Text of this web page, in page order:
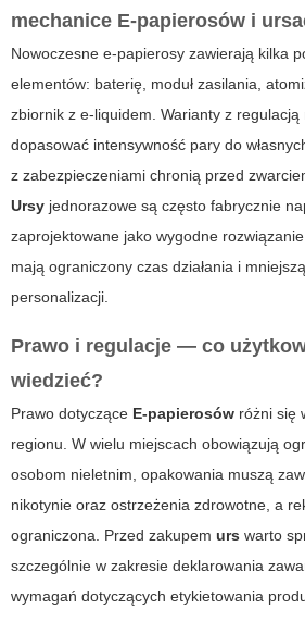
mechanice E-papierosów i
Nowoczesne e-papierosy zawierają kilka
elementów: baterię, moduł zasilania,
zbiornik z e-liquidem. Warianty z regulacją
dopasować intensywność pary do
z zabezpieczeniami chronią przed
Ursy jednorazowe są często fabrycznie
zaprojektowane jako wygodne
mają ograniczony czas działania i
personalizacji.
Prawo i regulacje — co
wiedzieć?
Prawo dotyczące E-papierosów różni się
regionu. W wielu miejscach obowiązują
osobom nieletnim, opakowania muszą
nikotynie oraz ostrzeżenia zdrowotne, a
ograniczona. Przed zakupem urs warto
szczególnie w zakresie deklarowania
wymagań dotyczących etykietowania